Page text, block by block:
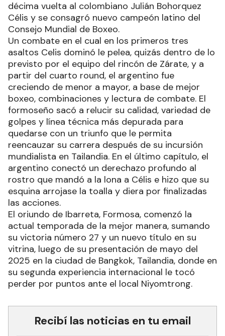
décima vuelta al colombiano Julián Bohorquez
Célis y se consagró nuevo campeón latino del
Consejo Mundial de Boxeo.
Un combate en el cual en los primeros tres
asaltos Celis dominó le pelea, quizás dentro de lo
previsto por el equipo del rincón de Zárate, y a
partir del cuarto round, el argentino fue
creciendo de menor a mayor, a base de mejor
boxeo, combinaciones y lectura de combate. El
formoseño sacó a relucir su calidad, variedad de
golpes y línea técnica más depurada para
quedarse con un triunfo que le permita
reencauzar su carrera después de su incursión
mundialista en Tailandia. En el último capítulo, el
argentino conectó un derechazo profundo al
rostro que mandó a la lona a Célis e hizo que su
esquina arrojase la toalla y diera por finalizadas
las acciones.
El oriundo de Ibarreta, Formosa, comenzó la
actual temporada de la mejor manera, sumando
su victoria número 27 y un nuevo título en su
vitrina, luego de su presentación de mayo del
2025 en la ciudad de Bangkok, Tailandia, donde en
su segunda experiencia internacional le tocó
perder por puntos ante el local Niyomtrong.
Recibí las noticias en tu email